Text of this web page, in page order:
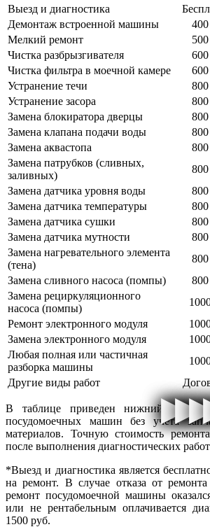
▶▶
▶▶
Выезд и диагностика
Демонтаж встроенной машины
Мелкий ремонт
Чистка разбрызгивателя
Чистка фильтра в моечной камере
Устранение течи
Устранение засора
Замена блокиратора дверцы
Замена клапана подачи воды
Замена аквастопа
Замена патрубков (сливных,
заливных)
Замена датчика уровня воды
Замена датчика температуры
Замена датчика сушки
Замена датчика мутности
Замена нагревательного элемента
(тена)
Замена сливного насоса (помпы)
Замена рециркуляционного
насоса (помпы)
Ремонт электронного модуля
Замена электронного модуля
Любая полная или частичная
разборка машины
Другие виды работ
В таблице приведен нижний порог
посудомоечных машин без учета
материалов. Точную стоимость
после выполнения диагностических
*Выезд и диагностика является
на ремонт. В случае отказа от
ремонт посудомоечной машины
или не рентабельным оплачивается
1500 руб.